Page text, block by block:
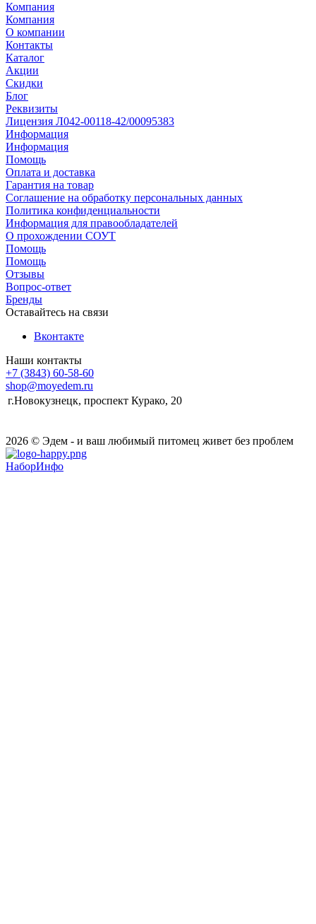
Компания
Компания
О компании
Контакты
Каталог
Акции
Скидки
Блог
Реквизиты
Лицензия Л042-00118-42/00095383
Информация
Информация
Помощь
Оплата и доставка
Гарантия на товар
Соглашение на обработку персональных данных
Политика конфиденциальности
Информация для правообладателей
О прохождении СОУТ
Помощь
Помощь
Отзывы
Вопрос-ответ
Бренды
Оставайтесь на связи
Вконтакте
Наши контакты
+7 (3843) 60-58-60
shop@moyedem.ru
г.Новокузнецк, проспект Курако, 20
2026 © Эдем - и ваш любимый питомец живет без проблем
НаборИнфо